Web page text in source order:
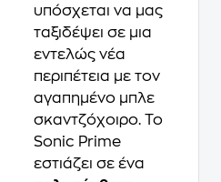
υπόσχεται να μας
ταξιδέψει σε μια
εντελώς νέα
περιπέτεια με τον
αγαπημένο μπλε
σκαντζόχοιρο. Το
Sonic Prime
εστιάζει σε ένα